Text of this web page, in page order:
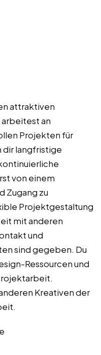
attraktiven
an
Projekten für
dir langfristige
von einem
Zugang zu
Projektgestaltung
mit anderen
und
sind gegeben. Du
Ressourcen und
Kreativen der